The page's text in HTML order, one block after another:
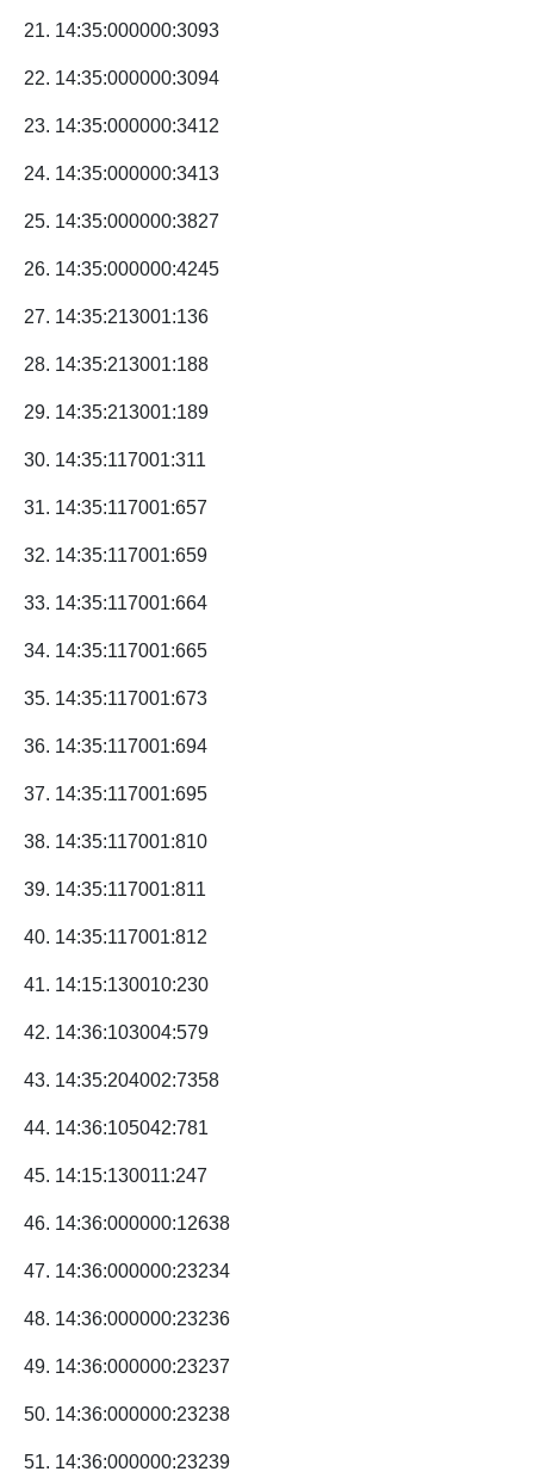
21. 14:35:000000:3093
22. 14:35:000000:3094
23. 14:35:000000:3412
24. 14:35:000000:3413
25. 14:35:000000:3827
26. 14:35:000000:4245
27. 14:35:213001:136
28. 14:35:213001:188
29. 14:35:213001:189
30. 14:35:117001:311
31. 14:35:117001:657
32. 14:35:117001:659
33. 14:35:117001:664
34. 14:35:117001:665
35. 14:35:117001:673
36. 14:35:117001:694
37. 14:35:117001:695
38. 14:35:117001:810
39. 14:35:117001:811
40. 14:35:117001:812
41. 14:15:130010:230
42. 14:36:103004:579
43. 14:35:204002:7358
44. 14:36:105042:781
45. 14:15:130011:247
46. 14:36:000000:12638
47. 14:36:000000:23234
48. 14:36:000000:23236
49. 14:36:000000:23237
50. 14:36:000000:23238
51. 14:36:000000:23239